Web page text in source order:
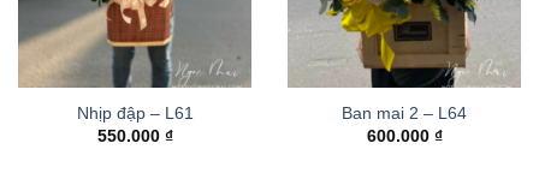
Nhịp đập – L61
550.000 ₫
Ban mai 2 – L64
600.000 ₫